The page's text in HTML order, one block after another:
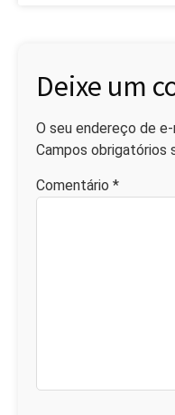
Deixe um
O seu endereço de
Campos obrigatórios
Comentário *